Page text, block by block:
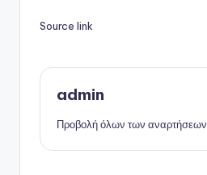
Source link
admin
Προβολή όλων των αναρτήσεων